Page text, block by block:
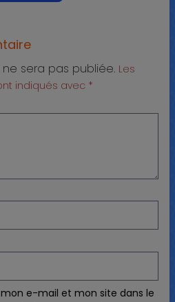
sera pas publiée. Les
indiqués avec *
e-mail et mon site dans le